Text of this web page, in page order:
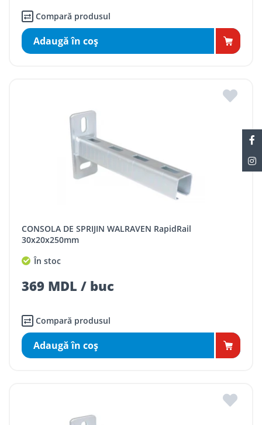
Compară produsul
Adaugă în coş
CONSOLA DE SPRIJIN WALRAVEN RapidRail
30x20x250mm
În stoc
369 MDL / buc
Compară produsul
Adaugă în coş